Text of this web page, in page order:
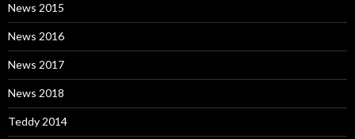
News 2015
News 2016
News 2017
News 2018
Teddy 2014